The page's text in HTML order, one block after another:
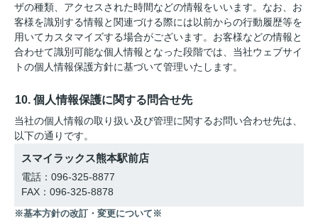
ザの種類、アクセスされた時間などの情報をいいます。なお、お
客様を識別する情報と関連づける際には以前からの行動履歴等を
用いてカスタマイズする場合がございます。お客様などの情報と
合わせて識別可能な個人情報となった段階では、当社ウェブサイ
トの個人情報保護方針に基づいて管理いたします。
10. 個人情報保護に関する問合せ先
当社の個人情報の取り扱い及び管理に関するお問い合わせ先は、
以下の通りです。
スマイラックス熊本駅前店
電話：096-325-8877
FAX：096-325-8878
※基本方針の改訂・変更について※